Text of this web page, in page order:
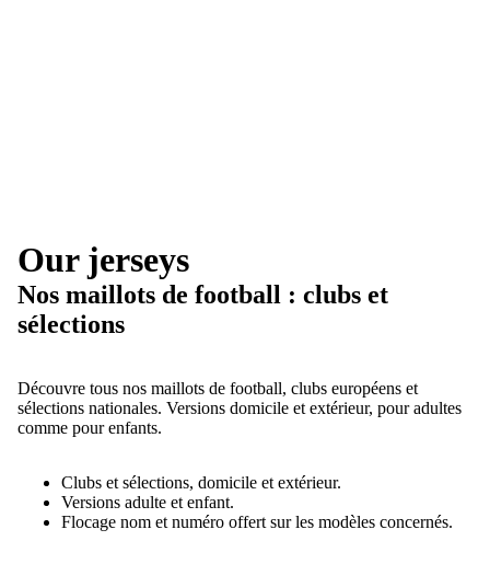
Our jerseys
Nos maillots de football : clubs et
sélections
Découvre tous nos maillots de football, clubs européens et
sélections nationales. Versions domicile et extérieur, pour adultes
comme pour enfants.
Clubs et sélections, domicile et extérieur.
Versions adulte et enfant.
Flocage nom et numéro offert sur les modèles concernés.